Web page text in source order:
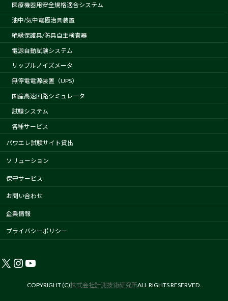
医療機器用安全規格適合システム
油中/気中電極治具装置
絶縁保護具/防具自主検査器
電源自動試験システム
リップルノイズメータ
無停電電源装置（UPS）
国産高速回路シミュレータ
試験システム
各種サービス
パワエレ試験サイト貸出
ソリューション
保守サービス
お問い合わせ
企業情報
プライバシーポリシー
X Instagram
YouTube
COPYRIGHT (C)株式会社計測技術研究所ALL RIGHTS RESERVED.